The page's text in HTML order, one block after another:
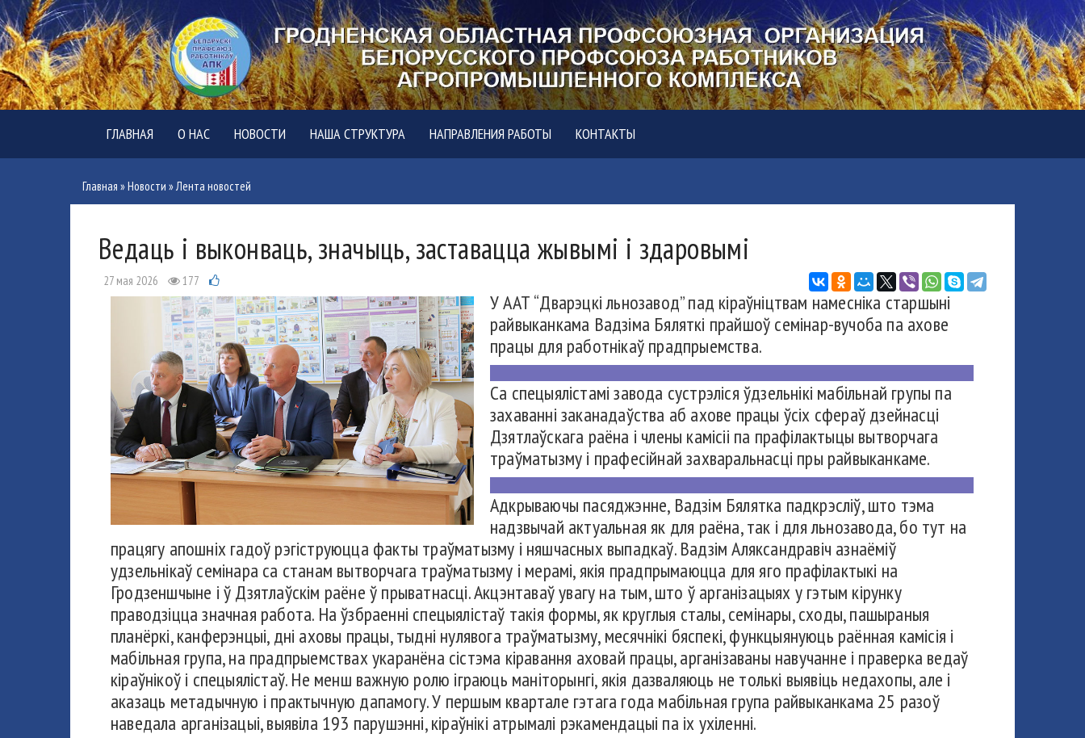
ГЛАВНАЯ О НАС НОВОСТИ НАША СТРУКТУРА НАПРАВЛЕНИЯ РАБОТЫ КОНТАКТЫ
Главная »Новости »Лента новостей
Ведаць і выконваць, значыць, заставацца жывымі і здаровымі
27 мая 2026 177
У ААТ “Дварэцкі льнозавод” пад кіраўніцтвам намесніка старшыні
райвыканкама Вадзіма Бяляткі прайшоў семінар-вучоба па ахове
працы для работнікаў прадпрыемства.
Са спецыялістамі завода сустрэліся ўдзельнікі мабільнай групы па
захаванні заканадаўства аб ахове працы ўсіх сфераў дзейнасці
Дзятлаўскага раёна і члены камісіі па прафілактыцы вытворчага
траўматызму і прафесійнай захваральнасці пры райвыканкаме.
Адкрываючы пасяджэнне, Вадзім Бялятка падкрэсліў, што тэма
надзвычай актуальная як для раёна, так і для льнозавода, бо тут на
працягу апошніх гадоў рэгіструюцца факты траўматызму і няшчасных выпадкаў. Вадзім Аляксандравіч азнаёміў
удзельнікаў семінара са станам вытворчага траўматызму і мерамі, якія прадпрымаюцца для яго прафілактыкі на
Гродзеншчыне і ў Дзятлаўскім раёне ў прыватнасці. Акцэнтаваў увагу на тым, што ў арганізацыях у гэтым кірунку
праводзіцца значная работа. На ўзбраенні спецыялістаў такія формы, як круглыя сталы, семінары, сходы, пашыраныя
планёркі, канферэнцыі, дні аховы працы, тыдні нулявога траўматызму, месячнікі бяспекі, функцыянуюць раённая камісія і
мабільная група, на прадпрыемствах укаранёна сістэма кіравання аховай працы, арганізаваны навучанне і праверка ведаў
кіраўнікоў і спецыялістаў. Не менш важную ролю іграюць маніторынгі, якія дазваляюць не толькі выявіць недахопы, але і
аказаць метадычную і практычную дапамогу. У першым квартале гэтага года мабільная група райвыканкама 25 разоў
наведала арганізацыі, выявіла 193 парушэнні, кіраўнікі атрымалі рэкамендацыі па іх ухіленні.